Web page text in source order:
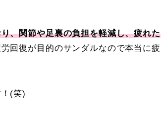
、関節や足裏の負担を軽減し、疲れた
回復が目的のサンダルなので本当に疲
(笑)